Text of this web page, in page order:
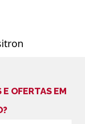
E OFERTAS EM